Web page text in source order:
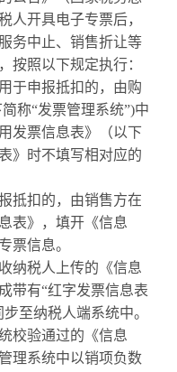
人开具电子专票后，
务中止、销售折让等
按照以下规定执行：
申报抵扣的，由购
称“发票管理系统”)中
发票信息表》（以下
》时不填写相对应的
扣的，由销售方在
表》，填开《信息
票信息。
税人上传的《信息
带有“红字发票信息表
至纳税人端系统中。
验通过的《信息
理系统中以销项负数